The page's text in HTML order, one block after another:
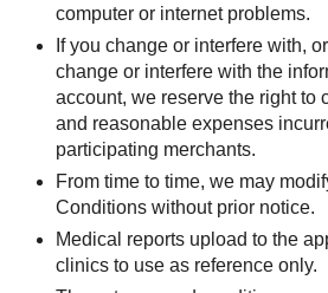
computer or internet problems.
If you change or interfere with,
change or interfere with the
account, we reserve the right to
and reasonable expenses
participating merchants.
From time to time, we may
Conditions without prior notice.
Medical reports upload to the
clinics to use as reference only.